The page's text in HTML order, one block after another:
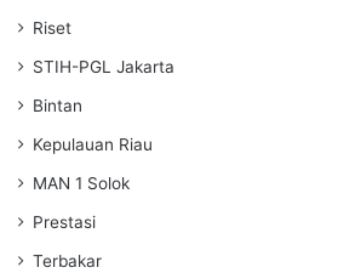
Riset
STIH-PGL Jakarta
Bintan
Kepulauan Riau
MAN 1 Solok
Prestasi
Terbakar